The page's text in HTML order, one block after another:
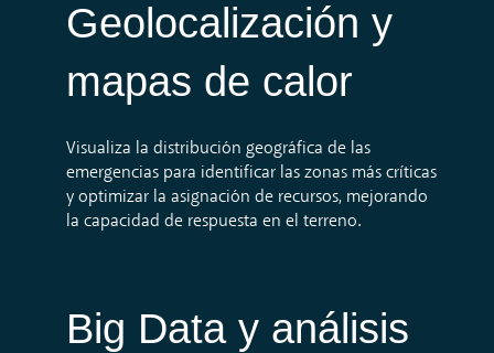
Geolocalización y
mapas de calor
Visualiza la distribución geográfica de las
emergencias para identificar las zonas más críticas
y optimizar la asignación de recursos, mejorando
la capacidad de respuesta en el terreno.
Big Data y análisis